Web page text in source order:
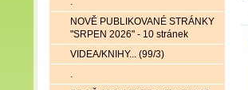
NOVĚ PUBLIKOVANÉ STRÁNKY
"SRPEN 2026" - 10 stránek
VIDEA/KNIHY... (99/3)
.